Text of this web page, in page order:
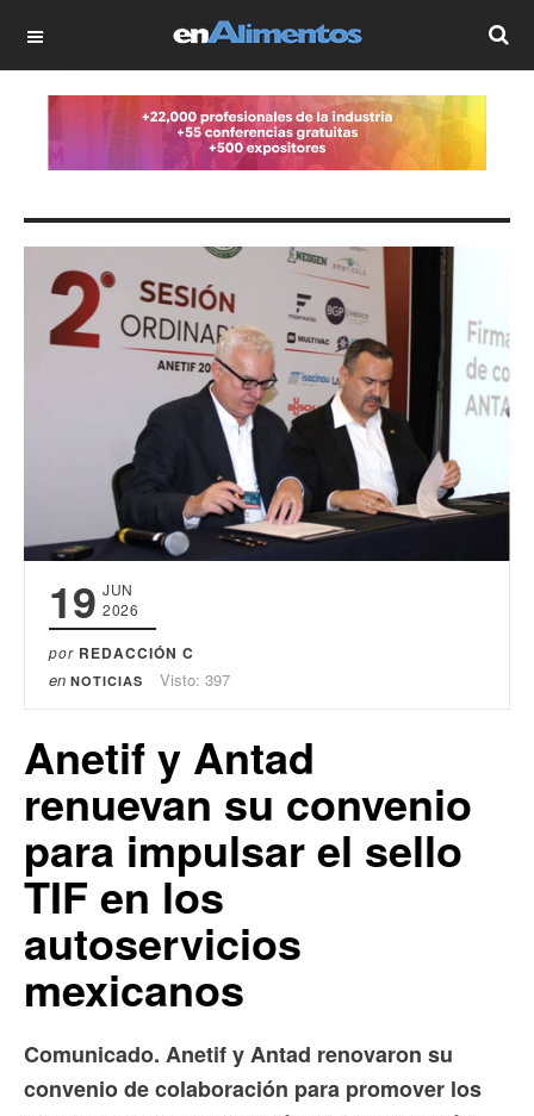
OFF CANVAS
19 JUN
2026
por REDACCIÓN C
en NOTICIAS Visto: 397
Anetif y Antad
renuevan su convenio
para impulsar el sello
TIF en los
autoservicios
mexicanos
Comunicado. Anetif y Antad renovaron su
convenio de colaboración para promover los